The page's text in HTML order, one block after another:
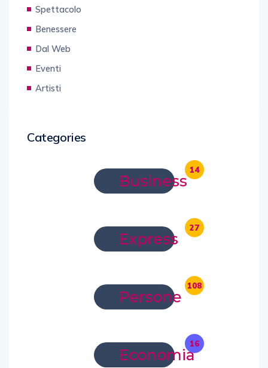
Spettacolo
Benessere
Dal Web
Eventi
Artisti
Categories
Business
14
Express
27
Persone
108
Economia
16